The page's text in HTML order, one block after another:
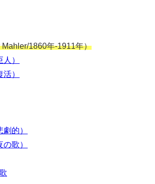
1860年-1911年）
）
）
的）
歌）